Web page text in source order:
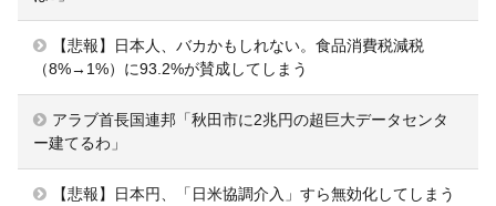
【悲報】日本人、バカかもしれない。食品消費税減税
（8%→1%）に93.2%が賛成してしまう
アラブ首長国連邦「秋田市に2兆円の超巨大データセンタ
ー建てるわ」
【悲報】日本円、「日米協調介入」すら無効化してしまう